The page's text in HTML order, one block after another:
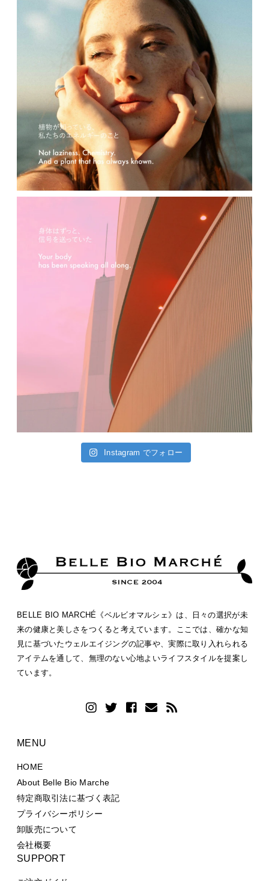
Instagram でフォロー
BELLE BIO MARCHÉ《ベルビオマルシェ》は、日々の選択が未
来の健康と美しさをつくると考えています。ここでは、確かな知
見に基づいたウェルエイジングの記事や、実際に取り入れられる
アイテムを通して、無理のない心地よいライフスタイルを提案し
ています。
MENU
HOME
About Belle Bio Marche
特定商取引法に基づく表記
プライバシーポリシー
卸販売について
会社概要
SUPPORT